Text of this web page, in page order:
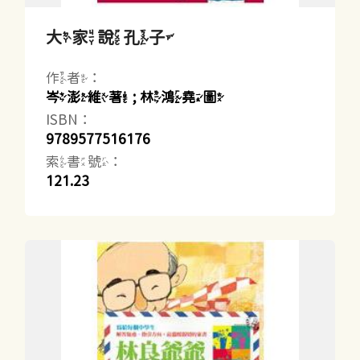
大家說孔子
作者：
岑澎維著 ; 林鴻堯圖
ISBN：
9789577516176
索書號：
121.23